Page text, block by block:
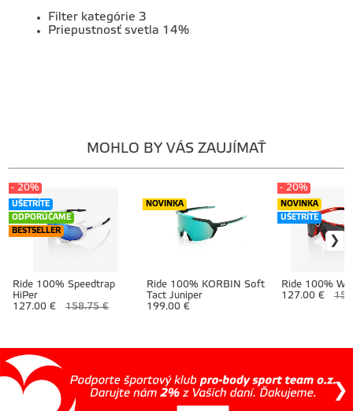
Filter kategórie 3
Priepustnosť svetla 14%
MOHLO BY VÁS ZAUJÍMAŤ
Ride 100% Speedtrap
HiPer
UŠETRÍTE
ODPORÚČAME
BESTSELLER
- 20%
127.00 € 158.75 €
Ride 100% KORBIN Soft
Tact Juniper
NOVINKA
199.00 €
Ride 100%
NOVINKA
UŠETRÍTE
- 20%
127.00 €